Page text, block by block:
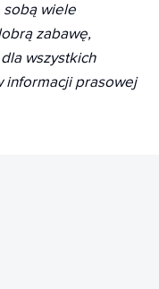
sobą wiele
zabawę,
wszystkich
informacji prasowej